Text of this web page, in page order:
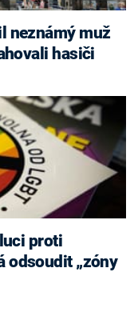
neznámý muž
hasiči
proti
odsoudit „zóny